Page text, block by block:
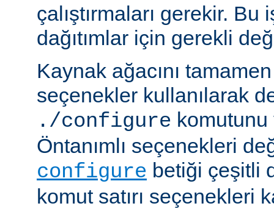
çalıştırmaları gerekir. Bu
dağıtımlar için gerekli
Kaynak ağacını tamamen
seçenekler kullanılarak
./configure
Öntanımlı seçenekleri
configure betiği çeşitli
komut satırı seçenekleri